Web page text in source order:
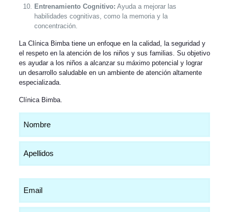
Entrenamiento Cognitivo: Ayuda a mejorar las
habilidades cognitivas, como la memoria y la
concentración.
La Clínica Bimba tiene un enfoque en la calidad, la seguridad y
el respeto en la atención de los niños y sus familias. Su objetivo
es ayudar a los niños a alcanzar su máximo potencial y lograr
un desarrollo saludable en un ambiente de atención altamente
especializada.
Clínica Bimba.
(Obligatorio)
(Obligatorio)